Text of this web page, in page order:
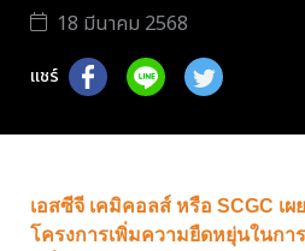
18 มีนาคม 2568
แชร์
เอสซีจี เคมิคอลส์ หรือ SCGC เ
โครงการเพิ่มความยืดหยุ่นในกา